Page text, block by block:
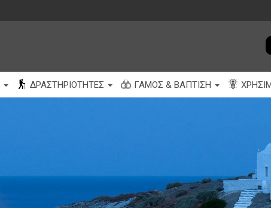
ΔΡΑΣΤΗΡΙΌΤΗΤΕΣ ΓΆΜΟΣ & ΒΆΠΤΙΣΗ